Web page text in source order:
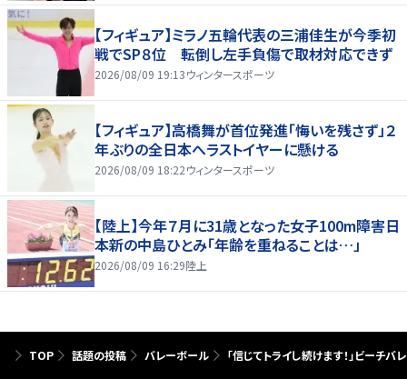
【フィギュア】ミラノ五輪代表の三浦佳生が今季初
戦でSP８位 転倒し左手負傷で取材対応できず
2026/08/09 19:13ウィンタースポーツ
【フィギュア】高橋舞が首位発進「悔いを残さず」２
年ぶりの全日本へラストイヤーに懸ける
2026/08/09 18:22ウィンタースポーツ
【陸上】今年７月に31歳となった女子100m障害日
本新の中島ひとみ「年齢を重ねることは…」
2026/08/09 16:29陸上
TOP 話題の投稿 バレーボール 「信じてトライし続けます！」ビーチ